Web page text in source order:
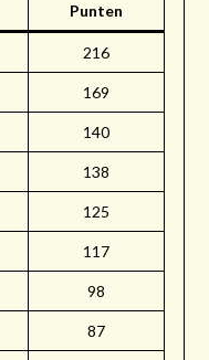
Punten
216
169
140
138
125
117
98
87